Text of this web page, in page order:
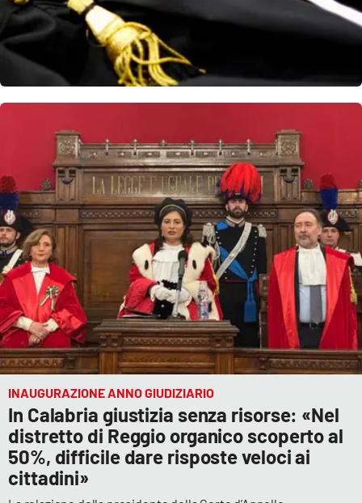
INAUGURAZIONE ANNO GIUDIZIARIO
In Calabria giustizia senza risorse: «Nel
distretto di Reggio organico scoperto al
50%, difficile dare risposte veloci ai
cittadini»